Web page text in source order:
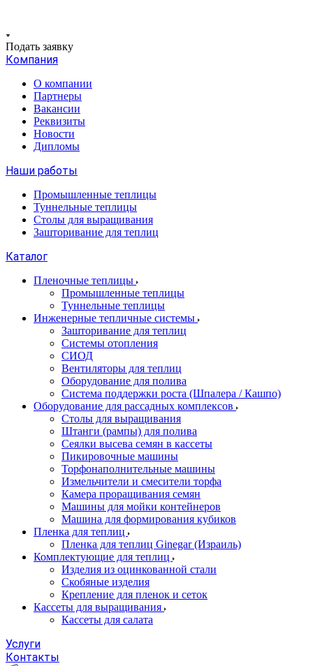
Подать заявку
Компания
О компании
Партнеры
Вакансии
Реквизиты
Новости
Дипломы
Наши работы
Промышленные теплицы
Туннельные теплицы
Столы для выращивания
Зашторивание для теплиц
Каталог
Пленочные теплицы
Промышленные теплицы
Туннельные теплицы
Инженерные тепличные системы
Зашторивание для теплиц
Системы отопления
СИОД
Вентиляторы для теплиц
Оборудование для полива
Система поддержки роста (Шпалера / Кашпо)
Оборудование для рассадных комплексов
Столы для выращивания
Штанги (рампы) для полива
Сеялки высева семян в кассеты
Пикировочные машины
Торфонаполнительные машины
Измельчители и смесители торфа
Камера проращивания семян
Машины для мойки контейнеров
Машина для формирования кубиков
Пленка для теплиц
Пленка для теплиц Ginegar (Израиль)
Комплектующие для теплиц
Изделия из оцинкованной стали
Скобяные изделия
Крепление для пленок и сеток
Кассеты для выращивания
Кассеты для салата
Услуги
Контакты